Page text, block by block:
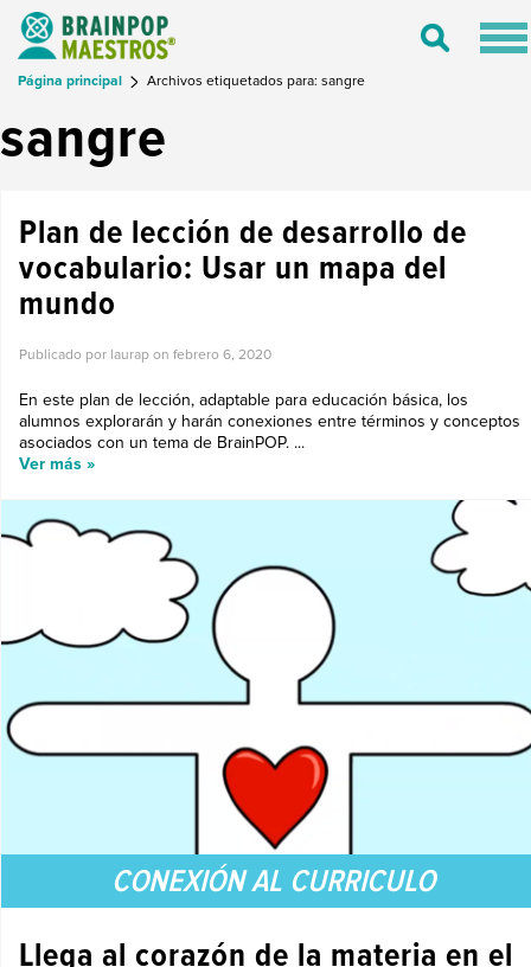
Toggle
Página principal Archivos etiquetados para: sangre
sangre
Plan de lección de desarrollo de
vocabulario: Usar un mapa del
mundo
Publicado por laurap on febrero 6, 2020
En este plan de lección, adaptable para educación básica, los
alumnos explorarán y harán conexiones entre términos y conceptos
asociados con un tema de BrainPOP. ...
Ver más »
CONEXIÓN AL CURRICULO
Llega al corazón de la materia en el